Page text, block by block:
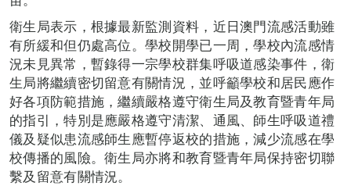
衛生局表示，根據最新監測資料，近日澳門流感活動雖
有所緩和但仍處高位。學校開學已一周，學校內流感情
況未見異常，暫錄得一宗學校群集呼吸道感染事件，衛
生局將繼續密切留意有關情況，並呼籲學校和居民應作
好各項防範措施，繼續嚴格遵守衛生局及教育暨青年局
的指引，特別是應嚴格遵守清潔、通風、師生呼吸道禮
儀及疑似患流感師生應暫停返校的措施，減少流感在學
校傳播的風險。衛生局亦將和教育暨青年局保持密切聯
繫及留意有關情況。